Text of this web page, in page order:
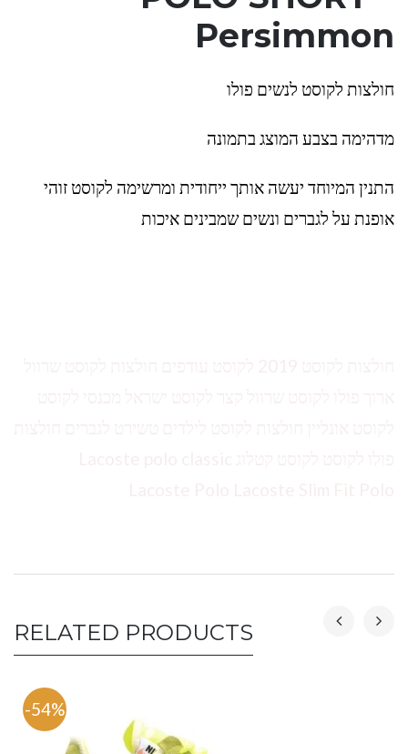
Persimmon
חולצות לקוסט לנשים פולו
מדהימה בצבע המוצג בתמונה
התנין המיוחד יעשה אותך ייחודית ומרשימה לקוסט זוהי
אופנת על לגברים ונשים שמבינים איכות
RELATED PRODUCTS
-54%